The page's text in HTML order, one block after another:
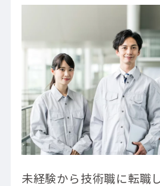
未経験から技術職に転職